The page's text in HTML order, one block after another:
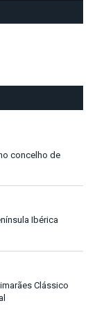
concelho de
Ibérica
Clássico